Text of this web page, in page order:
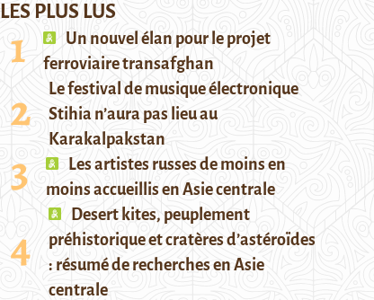
LES PLUS LUS
Un nouvel élan pour le projet
ferroviaire transafghan
Le festival de musique électronique
Stihia n’aura pas lieu au
Karakalpakstan
Les artistes russes de moins en
moins accueillis en Asie centrale
Desert kites, peuplement
préhistorique et cratères d’astéroïdes
: résumé de recherches en Asie
centrale